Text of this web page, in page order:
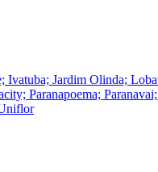
Jardim Olinda;
Paranapoema;